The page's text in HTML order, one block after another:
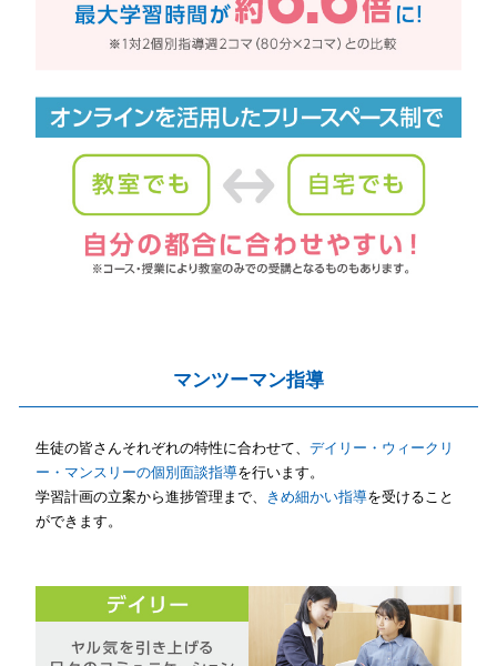
マンツーマン指導
生徒の皆さんそれぞれの特性に合わせて、 デイリー・ウィークリ
ー・マンスリーの個別面談指導を行います。
学習計画の立案から進捗管理まで、
きめ細かい指導を受けること
ができます。